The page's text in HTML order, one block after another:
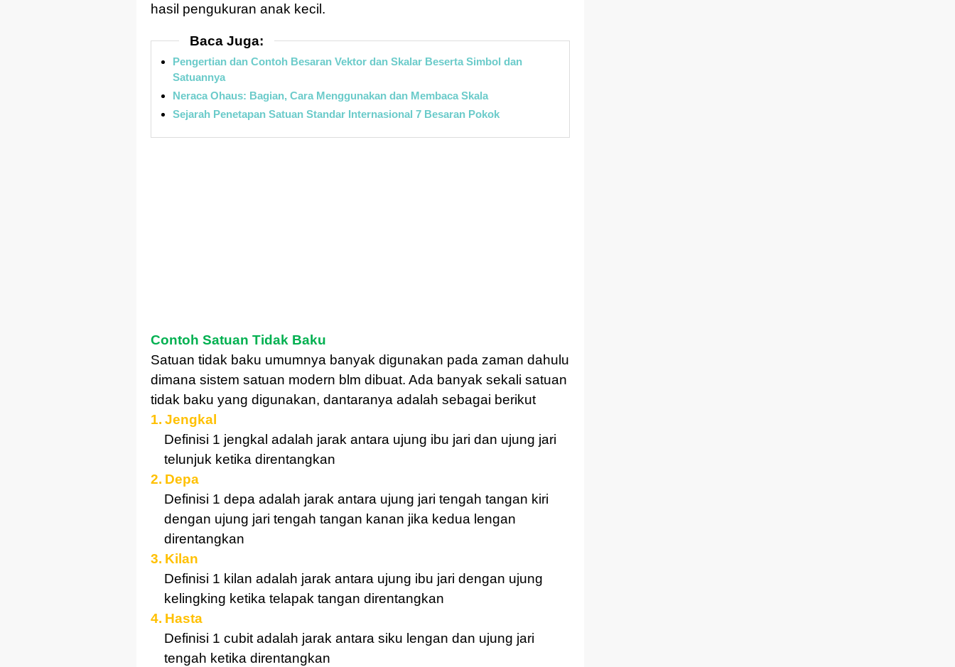
hasil pengukuran anak kecil.
Baca Juga:
Pengertian dan Contoh Besaran Vektor dan Skalar Beserta Simbol dan
Satuannya
Neraca Ohaus: Bagian, Cara Menggunakan dan Membaca Skala
Sejarah Penetapan Satuan Standar Internasional 7 Besaran Pokok
Contoh Satuan Tidak Baku
Satuan tidak baku umumnya banyak digunakan pada zaman dahulu
dimana sistem satuan modern blm dibuat. Ada banyak sekali satuan
tidak baku yang digunakan, dantaranya adalah sebagai berikut
1. Jengkal
Definisi 1 jengkal adalah jarak antara ujung ibu jari dan ujung jari
telunjuk ketika direntangkan
2. Depa
Definisi 1 depa adalah jarak antara ujung jari tengah tangan kiri
dengan ujung jari tengah tangan kanan jika kedua lengan
direntangkan
3. Kilan
Definisi 1 kilan adalah jarak antara ujung ibu jari dengan ujung
kelingking ketika telapak tangan direntangkan
4. Hasta
Definisi 1 cubit adalah jarak antara siku lengan dan ujung jari
tengah ketika direntangkan